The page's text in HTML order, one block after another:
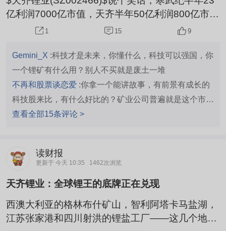
亿利润7000亿市值，天齐半年50亿利润800亿市
1 15 9
Gemini_X :科技才是未来，你懂什么，科技可以强国，你
一个锂矿有什么用？别人不买就是废土一堆
不再和股票谈恋爱 :你拿一个能讲故事，有前景有成长的
科技股来比，有什么好比的？矿业公司普遍就是这个市盈
率啊
查看全部15条评论 >
读财报
更新于 今天 10:35 1462次浏览
天齐锂业：全球锂王的底牌正在兑现
西澳大利亚的格林布什矿山，智利阿塔卡马盐湖，
江苏张家港和四川射洪的锂盐工厂——这几个地理